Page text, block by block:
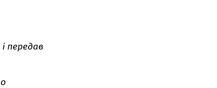
передав